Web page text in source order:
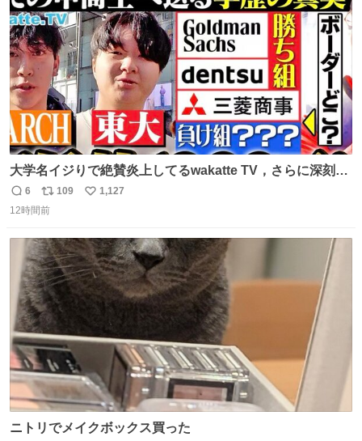
数
大学名イジりで絶賛炎上してるwakatte TV，さらに深刻な
問題はこっちでは？ ・都内の特定企業に入るのを極度に推
奨し，それ以外の地域で堅実に生きるのを周縁化する ・恋
化する ・院生が研究環境を求め他大学に移るのを批判する
過去例↓
返
信
6
リ
ポ
ト
数
109
い
数
1,127
12時間前
ニトリでメイクボックス買った